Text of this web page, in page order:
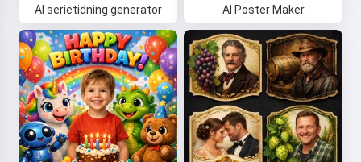
AI serietidning generator AI Poster Maker